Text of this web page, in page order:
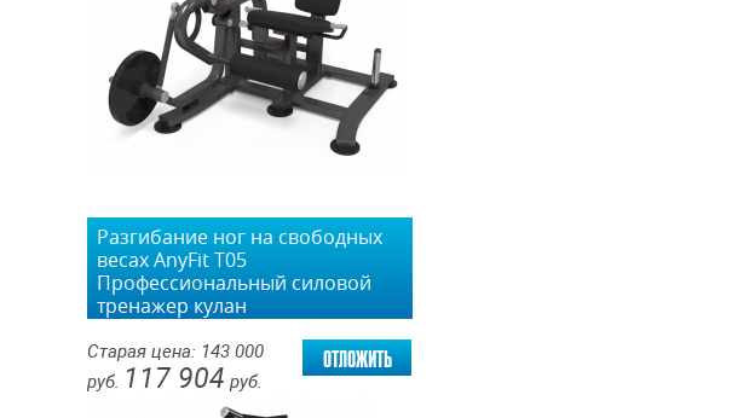
Разгибание ног на свободных
весах AnyFit T05
Профессиональный силовой
тренажер кулан
Старая цена: 143 000
руб. 117 904 руб.
отложить